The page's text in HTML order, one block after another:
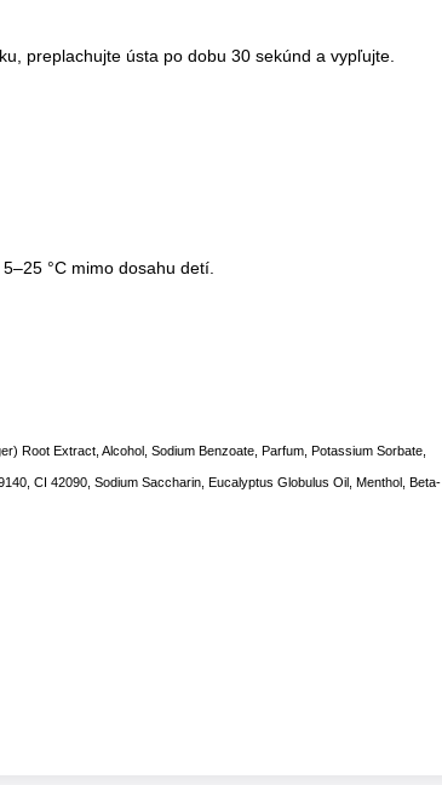
preplachujte ústa po dobu 30 sekúnd a vypľujte.
°C mimo dosahu detí.
Root Extract, Alcohol, Sodium Benzoate, Parfum, Potassium Sorbate,
CI 42090, Sodium Saccharin, Eucalyptus Globulus Oil, Menthol, Beta-